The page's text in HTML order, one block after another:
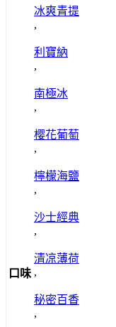
口味
冰爽青提
,
利寶納
,
南極冰
,
樱花葡萄
,
檸檬海鹽
,
沙士經典
,
清凉薄荷
,
秘密百香
,